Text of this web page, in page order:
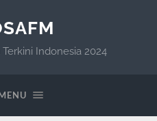
Indonesia 2024